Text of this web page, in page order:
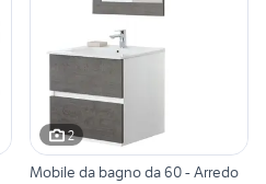
2
Mobile da bagno da 60 - Arredo